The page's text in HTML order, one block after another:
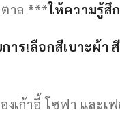
ตาล ***ให้ความรู้สึ
รเลือกสีเบาะผ้า
งเก้าอี้ โซฟา และ